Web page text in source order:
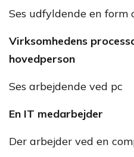
Ses udfyldende en form
Virksomhedens
hovedperson
Ses arbejdende ved pc
En IT medarbejder
Der arbejder ved en